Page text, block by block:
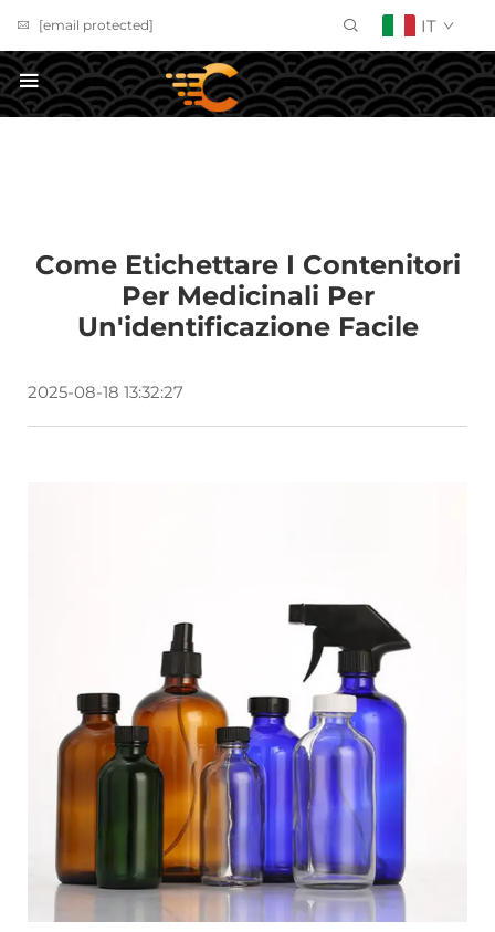
[email protected] IT
Come Etichettare I Contenitori
Per Medicinali Per
Un'identificazione Facile
2025-08-18 13:32:27